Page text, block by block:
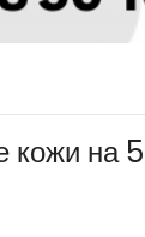
кожи на